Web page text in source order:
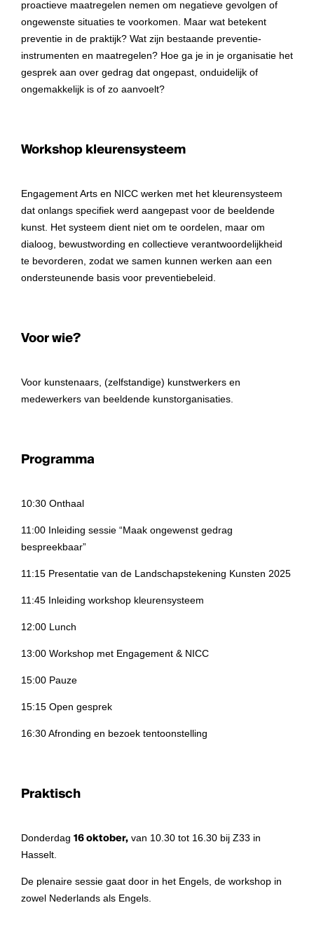
proactieve maatregelen nemen om negatieve gevolgen of
ongewenste situaties te voorkomen. Maar wat betekent
preventie in de praktijk? Wat zijn bestaande preventie-
instrumenten en maatregelen? Hoe ga je in je organisatie het
gesprek aan over gedrag dat ongepast, onduidelijk of
ongemakkelijk is of zo aanvoelt?
Workshop kleurensysteem
Engagement Arts en NICC werken met het kleurensysteem
dat onlangs specifiek werd aangepast voor de beeldende
kunst. Het systeem dient niet om te oordelen, maar om
dialoog, bewustwording en collectieve verantwoordelijkheid
te bevorderen, zodat we samen kunnen werken aan een
ondersteunende basis voor preventiebeleid.
Voor wie?
Voor kunstenaars, (zelfstandige) kunstwerkers en
medewerkers van beeldende kunstorganisaties.
Programma
10:30 Onthaal
11:00 Inleiding sessie “Maak ongewenst gedrag
bespreekbaar”
11:15 Presentatie van de Landschapstekening Kunsten 2025
11:45 Inleiding workshop kleurensysteem
12:00 Lunch
13:00 Workshop met Engagement & NICC
15:00 Pauze
15:15 Open gesprek
16:30 Afronding en bezoek tentoonstelling
Praktisch
Donderdag 16 oktober, van 10.30 tot 16.30 bij Z33 in
Hasselt.
De plenaire sessie gaat door in het Engels, de workshop in
zowel Nederlands als Engels.